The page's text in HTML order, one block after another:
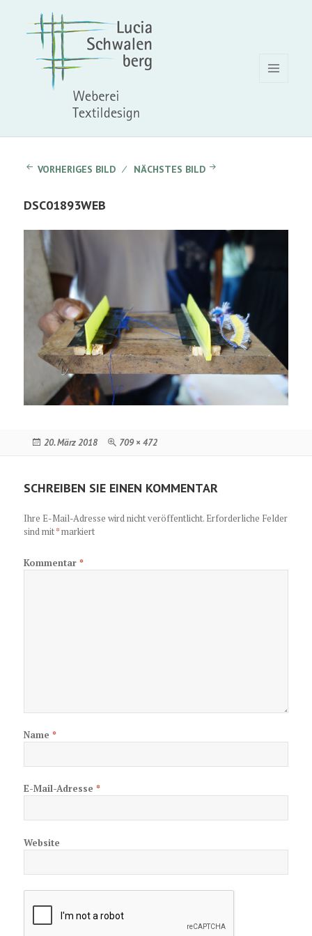
VORHERIGES BILD NÄCHSTES BILD
DSC01893WEB
Veröffentlicht
20. März 2018 Originalgröße
709 × 472
SCHREIBEN SIE EINEN KOMMENTAR
Ihre E-Mail-Adresse wird nicht veröffentlicht. Erforderliche Felder
sind mit*markiert
Kommentar*
Name*
E-Mail-Adresse*
Website